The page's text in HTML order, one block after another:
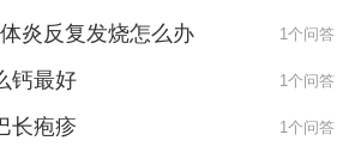
炎反复发烧怎么办 1个问答
钙最好 1个问答
长疱疹 1个问答